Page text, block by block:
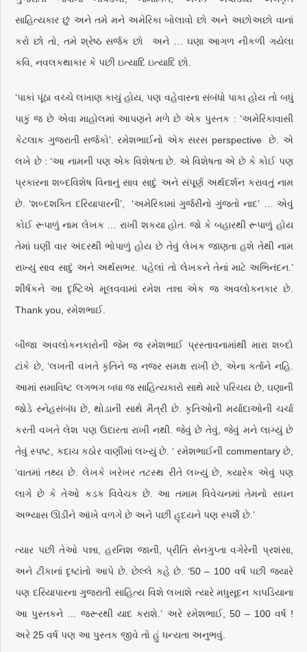
સાહિત્યકાર છું અને તમે મને અમેરિકા બોલાવો છો અને અછોઅછો વાનાં
કરો છો તો, તમે શ્રેષ્ઠ સર્જક છો અને … ઘણા આગળ નીકળી ગયેલા
કવિ, નવલકથાકાર કે પછી ઇત્યાદિ ઇત્યાદિ છો.
‘પાકાં પૂંઠા વચ્ચે લખાણ કાચું હોય, પણ વહેવારના સંબંધો પાકા હોય તો બધું
પાકું જ છે એવા માહોલમાં આપણને મળે છે એક પુસ્તક : ‘અમેરિકાવાસી
કેટલાક ગુજરાતી સર્જકો’. રમેશભાઈનો એક સરસ perspective છે. એ
લખે છે : ‘આ નામની પણ એક વિશેષતા છે. એ વિશેષતા એ છે કે કોઈ પણ
પ્રકારના શબ્દવિશેષ વિનાનું સાવ સાદું અને સંપૂર્ણ અર્થદર્શન કરાવતું નામ
છે. ‘શબ્દશક્તિ દરિયાપારની’, ‘અમેરિકામાં ગુર્જરીનો ગુંજતો નાદ’ … એવું
કોઈ રૂપાળું નામ લેખક … રાખી શકયા હોત. જો કે બહારથી રૂપાળું હોય
તેમાં ઘણી વાર અંદરથી ભોપાળું હોય છે તેવું લેખક જાણતા હશે તેથી નામ
રાખ્યું સાવ સાદું અને અર્થસભર. પહેલાં તો લેખકને તેનાં માટે અભિનંદન.’
શીર્ષકને આ દૃષ્ટિએ મૂલવવામાં રમેશ તન્ના એક જ અવલોકનકાર છે.
Thank you, રમેશભાઈ.
બીજા અવલોકનકારોની જેમ જ રમેશભાઈ પ્રસ્તાવનામાંથી મારા શબ્દો
ટાંકે છે, ‘લખતી વખતે કૃતિને જ નજર સમક્ષ રાખી છે, એના કર્તાને નહિ.
આમાં સમાવિષ્ટ લગભગ બધા જ સાહિત્યકારો સાથે મારે પરિચય છે, ઘણાની
જોડે સ્નેહસંબંધ છે, થોડાની સાથે મૈત્રી છે. કૃતિઓની મર્યાદાઓની ચર્ચા
કરતી વખતે લેશ પણ ઉદારતા રાખી નથી. જેવું છે તેવું, જેવું મને લાગ્યું છે
તેવું સ્પષ્ટ, કદાચ કઠોર વાણીમાં લખ્યું છે. ‘ રમેશભાઈની commentary છે,
‘વાતમાં તથ્ય છે. લેખકે ખરેખર તટસ્થ રીતે લખ્યું છે, ક્યારેક એવું પણ
લાગે છે કે તેઓ કડક વિવેચક છે. આ તમામ વિવેચનમાં તેમનો સઘન
અભ્યાસ ઊડીને આંખે વળગે છે અને પછી હૃદયને પણ સ્પર્શે છે.’
ત્યાર પછી તેઓ પન્ના, હરનિશ જાની, પ્રીતિ સેનગુપ્તા વગેરેની પ્રશંસા,
અને ટીકાનાં દૃષ્ટાંતો આપે છે. છેલ્લે કહે છે. ‘50 – 100 વર્ષ પછી જ્યારે
પણ દરિયાપારના ગુજરાતી સાહિત્ય વિશે લખાશે ત્યારે મધુસૂદન કાપડિયાના
આ પુસ્તકને … જરૂરથી યાદ કરાશે.’ અરે રમેશભાઈ, 50 – 100 વર્ષ !
અરે 25 વર્ષ પણ આ પુસ્તક જીવે તો હું ધન્યતા અનુભવું.